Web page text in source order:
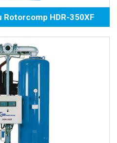
Rotorcomp HDR-350XF